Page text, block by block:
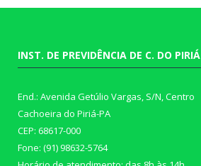
INST. DE PREVIDÊNCIA DE C. DO PIRIÁ
End.: Avenida Getúlio Vargas, S/N, Centro
Cachoeira do Piriá-PA
CEP: 68617-000
Fone: (91) 98632-5764